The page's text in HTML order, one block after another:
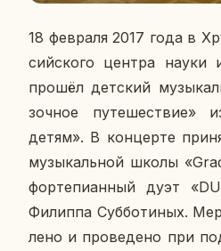
18 фев­ра­ля 2017 года в
сий­ско­го центра науки
прошёл дет­ский
зоч­ное пу­те­ше­ствие»
детям». В кон­цер­те
му­зы­каль­ной школы «
фор­те­пи­ан­ный дуэт «
Фи­лип­па Суб­бо­ти­ных.
ле­но и про­ве­де­но при